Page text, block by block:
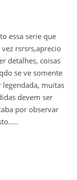
essa serie que
rsrsrs,aprecio
detalhes, coisas
se ve somente
legendada, muitas
devem ser
por observar